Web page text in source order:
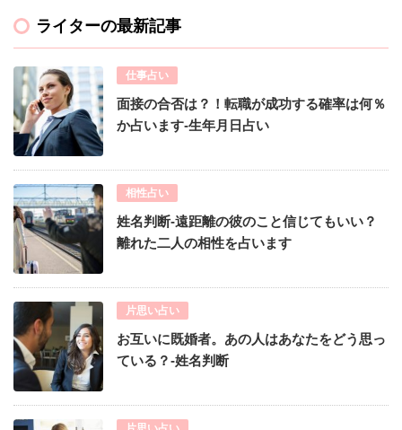
ライターの最新記事
仕事占い
面接の合否は？！転職が成功する確率は何％
か占います-生年月日占い
相性占い
姓名判断-遠距離の彼のこと信じてもいい？
離れた二人の相性を占います
片思い占い
お互いに既婚者。あの人はあなたをどう思っ
ている？-姓名判断